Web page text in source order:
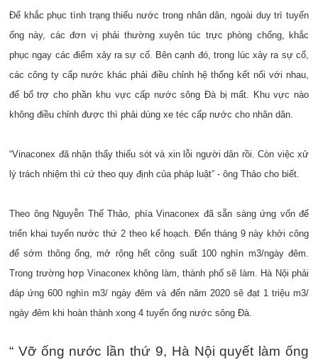
Để khắc phục tình trạng thiếu nước trong nhân dân, ngoài duy trì tuyến
ống này, các đơn vị phải thường xuyên túc trực phòng chống, khắc
phục ngay các điểm xảy ra sự cố. Bên cạnh đó, trong lúc xảy ra sự cố,
các công ty cấp nước khác phải điều chỉnh hệ thống kết nối với nhau,
để bổ trợ cho phần khu vực cấp nước sông Đà bị mất. Khu vực nào
không điều chỉnh được thì phải dùng xe téc cấp nước cho nhân dân.
“Vinaconex đã nhận thấy thiếu sót và xin lỗi người dân rồi. Còn việc xử
lý trách nhiệm thì cứ theo quy định của pháp luật” - ông Thảo cho biết.
Theo ông Nguyễn Thế Thảo, phía Vinaconex đã sẵn sàng ứng vốn để
triển khai tuyến nước thứ 2 theo kế hoạch. Đến tháng 9 này khởi công
để sớm thông ống, mở rộng hết công suất 100 nghìn m3/ngày đêm.
Trong trường hợp Vinaconex không làm, thành phố sẽ làm. Hà Nội phải
đáp ứng 600 nghìn m3/ ngày đêm và đến năm 2020 sẽ đạt 1 triệu m3/
ngày đêm khi hoàn thành xong 4 tuyến ống nước sông Đà.
“ Vỡ ống nước lần thứ 9, Hà Nội quyết làm ống